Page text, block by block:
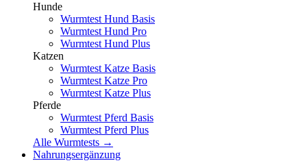
Hunde
Wurmtest Hund Basis
Wurmtest Hund Pro
Wurmtest Hund Plus
Katzen
Wurmtest Katze Basis
Wurmtest Katze Pro
Wurmtest Katze Plus
Pferde
Wurmtest Pferd Basis
Wurmtest Pferd Plus
Alle Wurmtests →
Nahrungsergänzung